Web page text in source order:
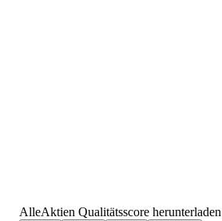
AlleAktien Qualitätsscore herunterladen